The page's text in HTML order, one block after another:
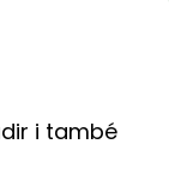
i també